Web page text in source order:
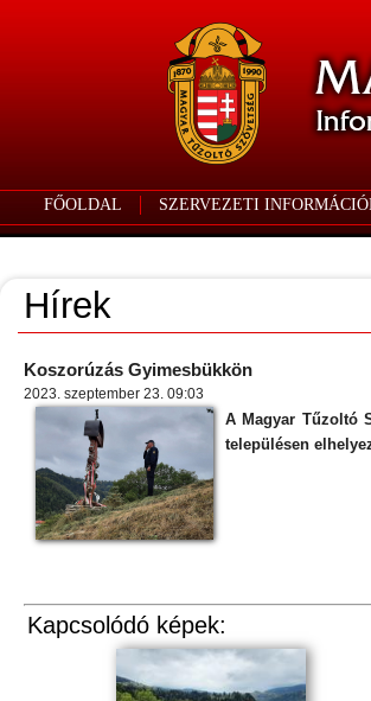
FŐOLDAL SZERVEZETI
Hírek
Koszorúzás Gyimesbükkön
2023. szeptember 23. 09:03
A Magyar Tűzoltó
településen
Kapcsolódó képek: